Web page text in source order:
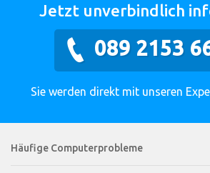
Jetzt unverbindlich
089 2153
Sie werden direkt mit unseren
Häufige Computerprobleme